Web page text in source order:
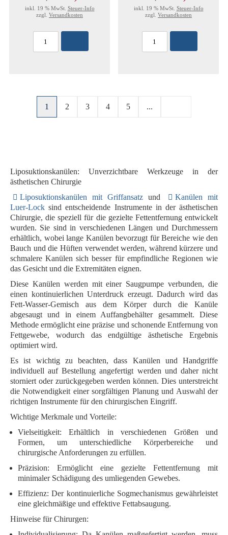
inkl. 19 % MwSt. Steuer-Info
zzgl. Versandkosten
inkl. 19 % MwSt. Steuer-Info
zzgl. Versandkosten
1 2 3 4 5 ...
Liposuktionskanülen: Unverzichtbare Werkzeuge in der
ästhetischen Chirurgie
Liposuktionskanülen mit Griffansatz und
Kanülen mit
Luer-Lock sind entscheidende Instrumente in der ästhetischen
Chirurgie, die speziell für die gezielte Fettentfernung entwickelt
wurden. Sie sind in verschiedenen Längen und Durchmessern
erhältlich, wobei lange Kanülen bevorzugt für Bereiche wie den
Bauch und die Hüften verwendet werden, während kürzere und
schmalere Kanülen sich besser für empfindliche Regionen wie
das Gesicht und die Extremitäten eignen.
Diese Kanülen werden mit einer Saugpumpe verbunden, die
einen kontinuierlichen Unterdruck erzeugt. Dadurch wird das
Fett-Wasser-Gemisch aus dem Körper durch die Kanüle
abgesaugt und in einem Auffangbehälter gesammelt. Diese
Methode ermöglicht eine präzise und schonende Entfernung von
Fettgewebe, wodurch das endgültige ästhetische Ergebnis
optimiert wird.
Es ist wichtig zu beachten, dass Kanülen und Handgriffe
individuell auf Bestellung angefertigt werden und daher nicht
storniert oder zurückgegeben werden können. Dies unterstreicht
die Notwendigkeit einer sorgfältigen Planung und Auswahl der
richtigen Instrumente für den chirurgischen Eingriff.
Wichtige Merkmale und Vorteile:
Vielseitigkeit: Erhältlich in verschiedenen Größen und
Formen, um unterschiedliche Körperbereiche und
chirurgische Anforderungen zu erfüllen.
Präzision: Ermöglicht eine gezielte Fettentfernung mit
minimaler Schädigung des umliegenden Gewebes.
Effizienz: Der kontinuierliche Sogmechanismus gewährleistet
eine gleichmäßige und effektive Fettabsaugung.
Hinweise für Chirurgen: